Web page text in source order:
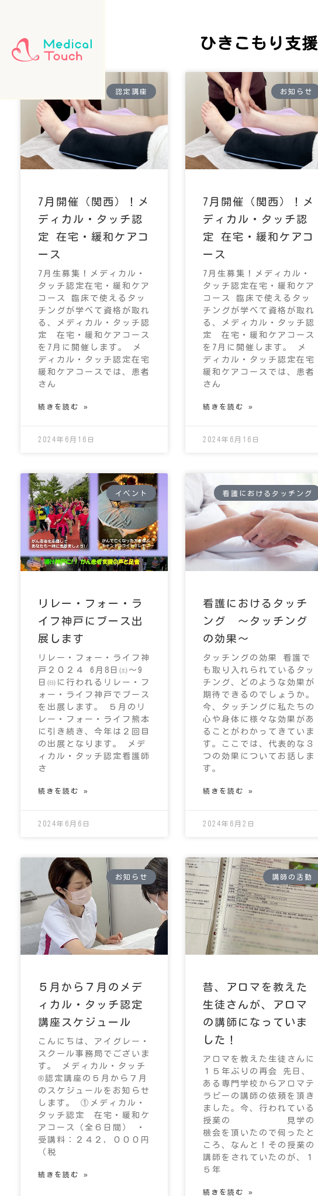
ひきこもり支援
認定講座
7月開催（関西）！メ
ディカル・タッチ認
定 在宅・緩和ケアコ
ース
7月生募集！メディカル・
タッチ認定在宅・緩和ケア
コース 臨床で使えるタッ
チングが学べて資格が取れ
る、メディカル・タッチ認
定 在宅・緩和ケアコース
を7月に開催します。 メ
ディカル・タッチ認定在宅
緩和ケアコースでは、患者
さん
続きを読む »
2024年6月16日
お知らせ
7月開催（関西）！メ
ディカル・タッチ認
定 在宅・緩和ケアコ
ース
7月生募集！メディカル・
タッチ認定在宅・緩和ケア
コース 臨床で使えるタッ
チングが学べて資格が取れ
る、メディカル・タッチ認
定 在宅・緩和ケアコース
を7月に開催します。 メ
ディカル・タッチ認定在宅
緩和ケアコースでは、患者
さん
続きを読む »
2024年6月16日
イベント
リレー・フォー・ラ
イフ神戸にブース出
展します
リレー・フォー・ライフ神
戸２０２４ 6月8日㈯～9
日㈰に行われるリレー・フ
ォー・ライフ神戸でブース
を出展します。 ５月のリ
レー・フォー・ライフ熊本
に引き続き、今年は２回目
の出展となります。 メデ
ィカル・タッチ認定看護師
さ
続きを読む »
2024年6月6日
看護におけるタッチング
看護におけるタッチ
ング ～タッチング
の効果～
タッチングの効果 看護で
も取り入れられているタッ
チング、どのような効果が
期待できるのでしょうか。
今、タッチングに私たちの
心や身体に様々な効果があ
ることがわかってきていま
す。ここでは、代表的な３
つの効果についてお話しま
す。
続きを読む »
2024年6月2日
お知らせ
５月から７月のメデ
ィカル・タッチ認定
講座スケジュール
こんにちは、アイグレー・
スクール事務局でございま
す。 メディカル・タッチ
®認定講座の５月から７月
のスケジュールをお知らせ
します。 ①メディカル・
タッチ認定 在宅・緩和ケ
アコース（全６日間） ・
受講料：２４２，０００円
（税
続きを読む »
講師の活動
昔、アロマを教えた
生徒さんが、アロマ
の講師になっていま
した！
アロマを教えた生徒さんに
１５年ぶりの再会 先日、
ある専門学校からアロマテ
ラピーの講師の依頼を頂き
ました。今、行われている
授業の 見学の
機会を頂いたので伺ったと
ころ、なんと！その授業の
講師をされていたのが、１
５年
続きを読む »